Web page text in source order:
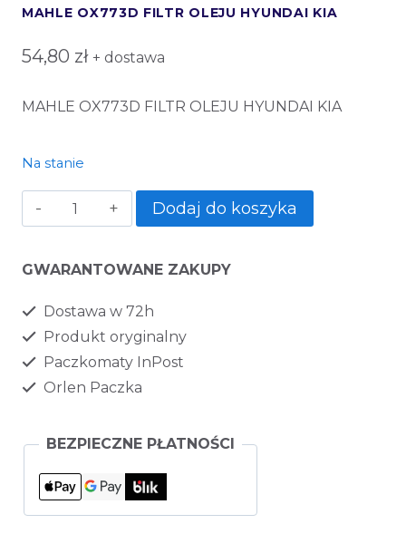
MAHLE OX773D FILTR OLEJU HYUNDAI KIA
54,80 zł + dostawa
MAHLE OX773D FILTR OLEJU HYUNDAI KIA
Na stanie
Dodaj do koszyka
GWARANTOWANE ZAKUPY
Dostawa w 72h
Produkt oryginalny
Paczkomaty InPost
Orlen Paczka
BEZPIECZNE PŁATNOŚCI